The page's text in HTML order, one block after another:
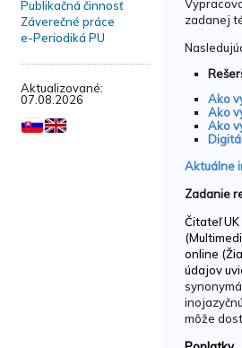
Publikačná činnosť
Záverečné práce
e-Periodiká PU
Aktualizované:
07.08.2026
zadanej
Ako
Ako
Ako
Aktuálne
Zadanie
Čitateľ
online
údajov
môže